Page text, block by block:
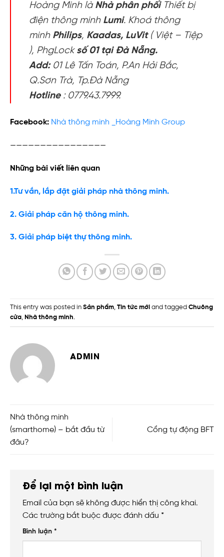
Hoàng Minh là Nhà phân phốiThiết bị
điện thông minh Lumi. Khoá thông
minh Philips, Kaadas, LuVit( Việt – Tiệp
), PhgLock số 01 tại Đà Nẵng.
Add:01 Lê Tấn Toán, P.An Hải Bắc,
Q.Sơn Trà, Tp.Đà Nẵng
Hotline: 0779.43.7999.
Facebook: Nhà thông minh _Hoàng Minh Group
————————————————
Những bài viết liên quan
1.Tư vắn, lắp đặt giải pháp nhà thông minh.
2. Giải pháp căn hộ thông minh.
3. Giải pháp biệt thự thông minh.
This entry was posted in Sản phẩm, Tin tức mới and tagged Chuông
cửa, Nhà thông minh.
ADMIN
Nhà thông minh
(smarthome) – bắt đầu từ
đâu?
Cổng tự động BFT
Để lại một bình luận
Email của bạn sẽ không được hiển thị công khai.
Các trường bắt buộc được đánh dấu *
Bình luận *